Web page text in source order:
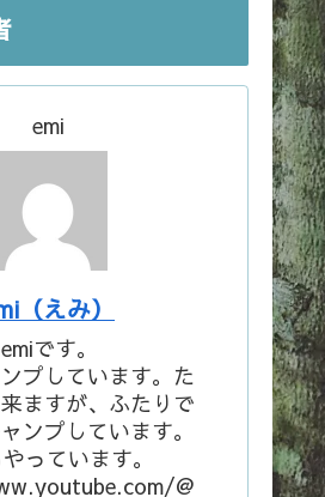
emi
（えみ）
です。
プしています。た
ますが、ふたりで
ンプしています。
っています。
@